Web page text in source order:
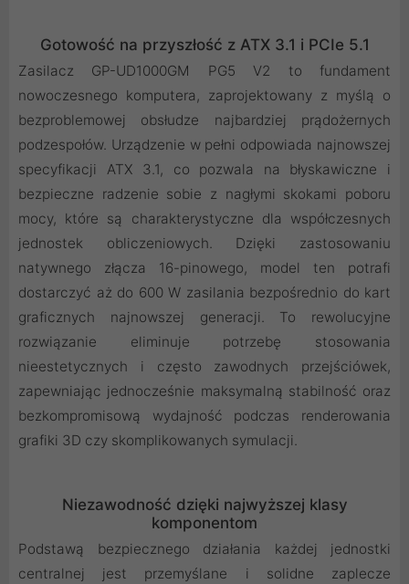
Gotowość na przyszłość z ATX 3.1 i PCIe 5.1
Zasilacz GP-UD1000GM PG5 V2 to fundament
nowoczesnego komputera, zaprojektowany z myślą o
bezproblemowej obsłudze najbardziej prądożernych
podzespołów. Urządzenie w pełni odpowiada najnowszej
specyfikacji ATX 3.1, co pozwala na błyskawiczne i
bezpieczne radzenie sobie z nagłymi skokami poboru
mocy, które są charakterystyczne dla współczesnych
jednostek obliczeniowych. Dzięki zastosowaniu
natywnego złącza 16-pinowego, model ten potrafi
dostarczyć aż do 600 W zasilania bezpośrednio do kart
graficznych najnowszej generacji. To rewolucyjne
rozwiązanie eliminuje potrzebę stosowania
nieestetycznych i często zawodnych przejściówek,
zapewniając jednocześnie maksymalną stabilność oraz
bezkompromisową wydajność podczas renderowania
grafiki 3D czy skomplikowanych symulacji.
Niezawodność dzięki najwyższej klasy
komponentom
Podstawą bezpiecznego działania każdej jednostki
centralnej jest przemyślane i solidne zaplecze